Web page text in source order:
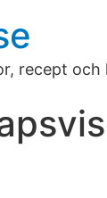
recept och